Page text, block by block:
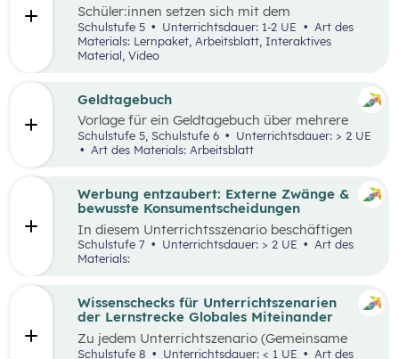
Werbung entzaubert: Externe Zwänge &
bewusste Konsumentscheidungen
In diesem Unterrichtsszenario beschäftigen
sich die Schüler:innen mit den Themen
„Werbung“ und „Konsumentscheidungen“. Zu
Zentrum. Davon ausgehend werden
unterschiedliche externe Zwänge sowie Vor-
Schulstufe 7 Unterrichtsdauer: > 2 UE
Art des
Materials:
Wissenschecks für Unterrichtszenarien
der Lernstrecke Globales Miteinander
Zu jedem Unterrichtszenario (Gemeinsame
Vertiefung) wiez.B.:Globalisierung und ich,
Schulstufe 8 Unterrichtsdauer: < 1 UE
Schüler:innen setzen sich mit dem
menschengemachten und natürlichen
Treibhauseffekt sowie daraus resultierenden
Folgen in unterschiedlichen Lebens- und
Wirtschaftsbereichen auseinander. Außerdem
Umwelt-Beziehung
Kopfstand-Brainstorming individuelle und
kollektive Handlungsoptionen zur
Klimawandelanpassung.
Schulstufe 5 Unterrichtsdauer: 1-2 UE
Materials: Lernpaket, Arbeitsblatt, Interaktives
Material, Video
Geldtagebuch
Vorlage für ein Geldtagebuch über mehrere
Wochen im Excel Format
Schulstufe 5, Schulstufe 6
Unterrichtsdauer: > 2 UE
Art des Materials: Arbeitsblatt